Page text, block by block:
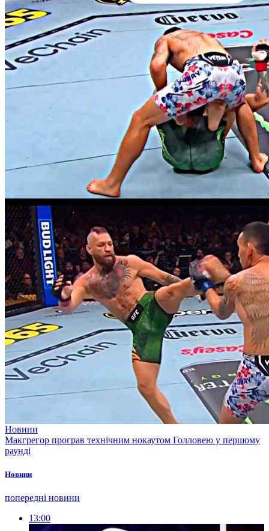
Новини
Макгрегор програв технічним нокаутом Голловею у першому
раунді
Новини
попередні новини
13:00